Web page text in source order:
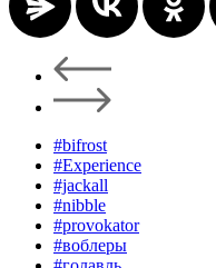
#bifrost
#Experience
#jackall
#nibble
#provokator
#воблеры